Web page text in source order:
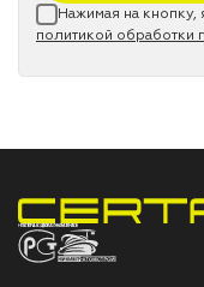
Нажимая на кнопку,
политикой обработки
НПП «СПЕКТР» ЗАВОД ЛАКОКРАСОЧНЫХ МАТЕРИАЛОВ